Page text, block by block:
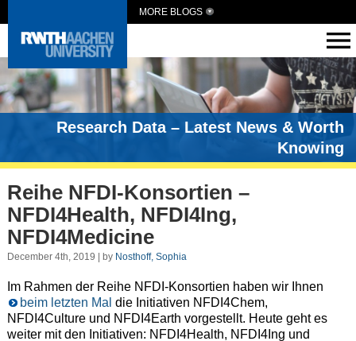
MORE BLOGS
Research Data – Latest News & Worth
Knowing
Reihe NFDI-Konsortien –
NFDI4Health, NFDI4Ing,
NFDI4Medicine
December 4th, 2019 | by Nosthoff, Sophia
Im Rahmen der Reihe NFDI-Konsortien haben wir Ihnen
beim letzten Mal die Initiativen NFDI4Chem,
NFDI4Culture und NFDI4Earth vorgestellt. Heute geht es
weiter mit den Initiativen: NFDI4Health, NFDI4Ing und